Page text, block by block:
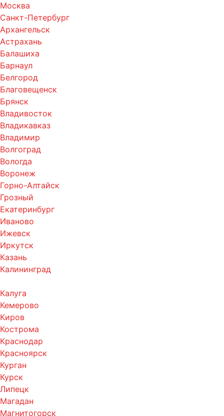
Москва
Санкт-Петербург
Архангельск
Астрахань
Балашиха
Барнаул
Белгород
Благовещенск
Брянск
Владивосток
Владикавказ
Владимир
Волгоград
Вологда
Воронеж
Горно-Алтайск
Грозный
Екатеринбург
Иваново
Ижевск
Иркутск
Казань
Калининград
Калуга
Кемерово
Киров
Кострома
Краснодар
Красноярск
Курган
Курск
Липецк
Магадан
Магнитогорск